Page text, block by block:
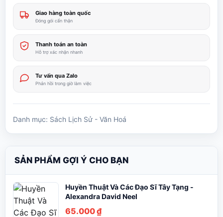
Trọn
Bộ
-
Cao
Huy
Giu,
Đào
Anh
lượng
Giao hàng toàn quốc
Đóng gói cẩn thận
Thanh toán an toàn
Hỗ trợ xác nhận nhanh
Tư vấn qua Zalo
Phản hồi trong giờ làm việc
Danh mục: Sách Lịch Sử - Văn Hoá
SẢN PHẨM GỢI Ý CHO BẠN
Huyền Thuật Và Các Đạo Sĩ Tây Tạng -
Alexandra David Neel
65.000₫